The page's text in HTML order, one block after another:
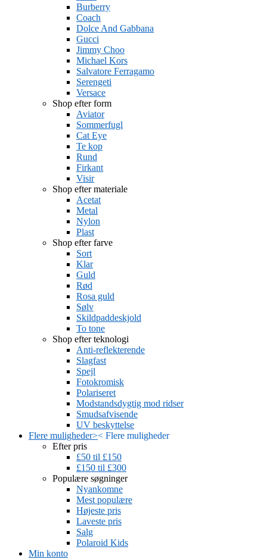
Burberry
Coach
Dolce And Gabbana
Gucci
Jimmy Choo
Michael Kors
Salvatore Ferragamo
Serengeti
Versace
Shop efter form
Aviator
Sommerfugl
Cat Eye
Te kop
Rund
Firkant
Visir
Shop efter materiale
Acetat
Metal
Nylon
Plast
Shop efter farve
Sort
Klar
Guld
Rød
Rosa guld
Sølv
Skildpaddeskjold
To tone
Shop efter teknologi
Anti-reflekterende
Slagfast
Spejl
Fotokromisk
Polariseret
Modstandsdygtig mod ridser
Smudsafvisende
UV beskyttelse
Flere muligheder>< Flere muligheder
Efter pris
£50 til £150
£150 til £300
Populære søgninger
Nyankomne
Mest populære
Højeste pris
Laveste pris
Salg
Polaroid Kids
Min konto